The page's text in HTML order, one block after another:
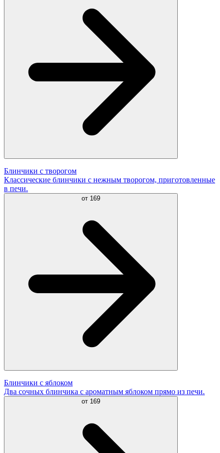
Блинчики с творогом
Классические блинчики с нежным творогом, приготовленные
в печи.
от 169
Блинчики с яблоком
Два сочных блинчика с ароматным яблоком прямо из печи.
от 169